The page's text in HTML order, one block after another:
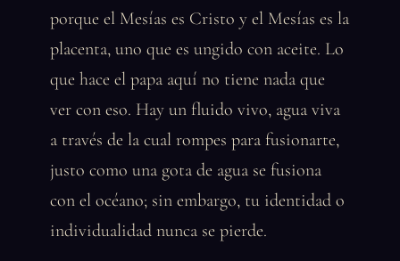
porque el Mesías es Cristo y el Mesías es la
placenta, uno que es ungido con aceite. Lo
que hace el papa aquí no tiene nada que
ver con eso. Hay un fluido vivo, agua viva
a través de la cual rompes para fusionarte,
justo como una gota de agua se fusiona
con el océano; sin embargo, tu identidad o
individualidad nunca se pierde.